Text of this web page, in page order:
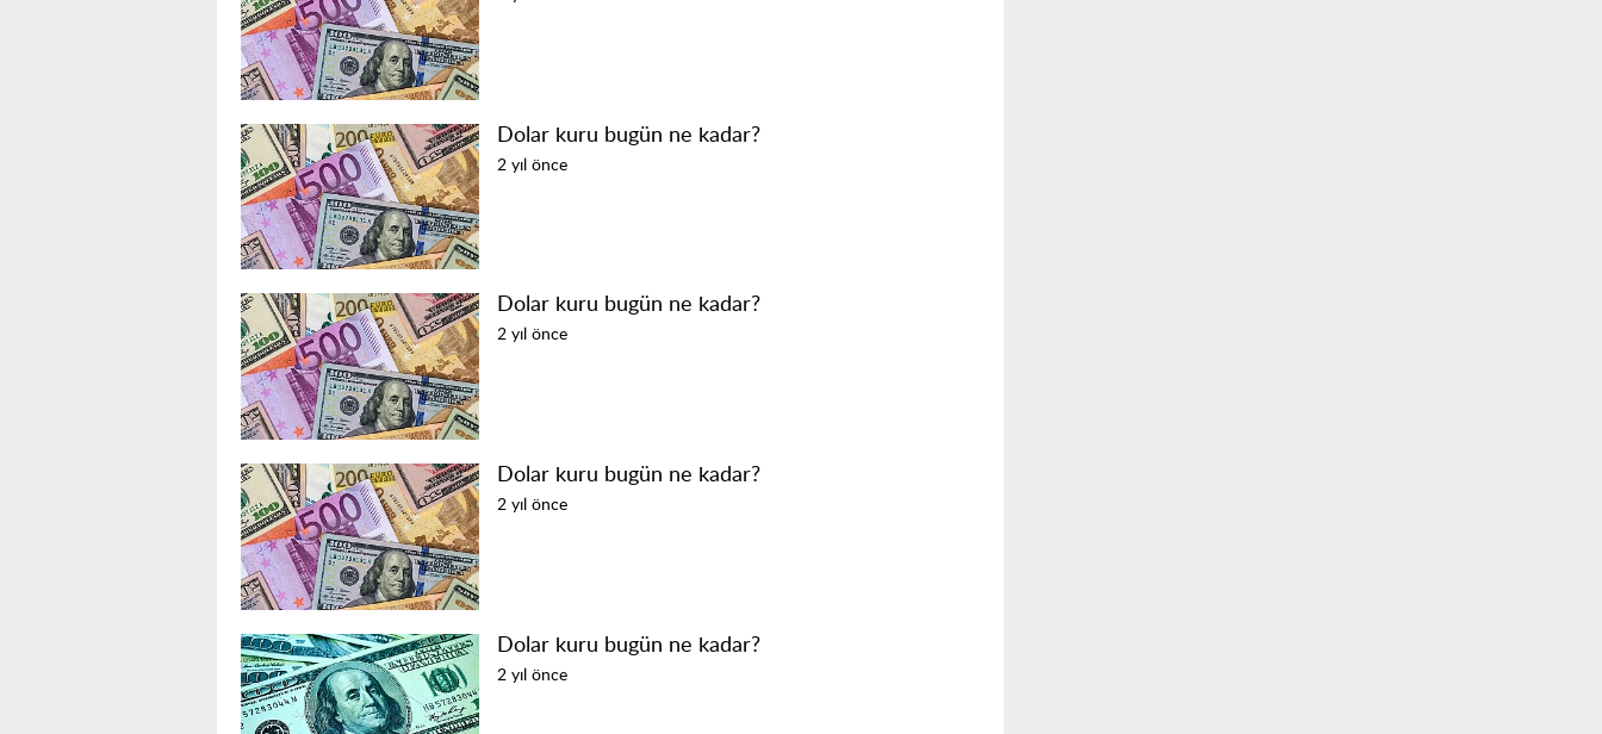
Dolar kuru bugün ne kadar?
2 yıl önce
Dolar kuru bugün ne kadar?
2 yıl önce
Dolar kuru bugün ne kadar?
2 yıl önce
Dolar kuru bugün ne kadar?
2 yıl önce